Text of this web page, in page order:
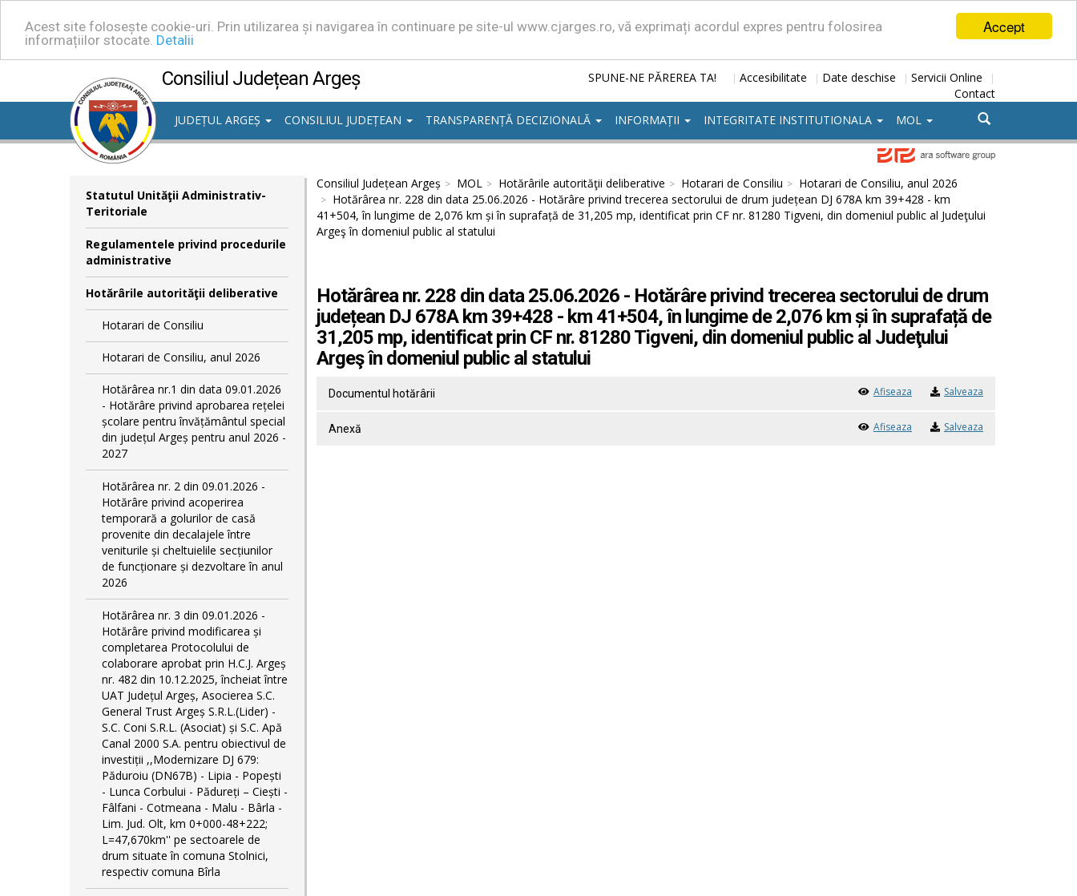
Accept
Acest site folosește cookie-uri. Prin utilizarea și navigarea în continuare pe site-ul www.cjarges.ro, vă exprimați acordul expres pentru folosirea
informațiilor stocate. Detalii
Consiliul Județean Argeș SPUNE-NE PĂREREA TA! | Accesibilitate | Date deschise | Servicii Online |
Contact
JUDEȚUL ARGEȘ
CONSILIUL JUDEȚEAN TRANSPARENȚĂ DECIZIONALĂ INFORMAȚII INTEGRITATE INSTITUTIONALA MOL
Statutul Unităţii Administrativ-
Teritoriale
Regulamentele privind procedurile
administrative
Hotărârile autorităţii deliberative
Hotarari de Consiliu
Hotarari de Consiliu, anul 2026
Hotărârea nr.1 din data 09.01.2026
- Hotărâre privind aprobarea rețelei
școlare pentru învățământul special
din județul Argeș pentru anul 2026 -
2027
Hotărârea nr. 2 din 09.01.2026 -
Hotărâre privind acoperirea
temporară a golurilor de casă
provenite din decalajele între
veniturile și cheltuielile secțiunilor
de funcționare și dezvoltare în anul
2026
Hotărârea nr. 3 din 09.01.2026 -
Hotărâre privind modificarea și
completarea Protocolului de
colaborare aprobat prin H.C.J. Argeș
nr. 482 din 10.12.2025, încheiat între
UAT Județul Argeș, Asocierea S.C.
General Trust Argeș S.R.L.(Lider) -
S.C. Coni S.R.L. (Asociat) și S.C. Apă
Canal 2000 S.A. pentru obiectivul de
investiții ,,Modernizare DJ 679:
Păduroiu (DN67B) - Lipia - Popești
- Lunca Corbului - Pădureți – Ciești -
Fâlfani - Cotmeana - Malu - Bârla -
Lim. Jud. Olt, km 0+000-48+222;
L=47,670km'' pe sectoarele de
drum situate în comuna Stolnici,
respectiv comuna Bîrla
Consiliul Județean Argeș MOL Hotărârile autorităţii deliberative Hotarari de Consiliu
Hotarari de Consiliu, anul 2026
Hotărârea nr. 228 din data 25.06.2026 - Hotărâre privind trecerea sectorului de drum județean DJ 678A km 39+428 - km
41+504, în lungime de 2,076 km și în suprafață de 31,205 mp, identificat prin CF nr. 81280 Tigveni, din domeniul public al Judeţului
Argeş în domeniul public al statului
Hotărârea nr. 228 din data 25.06.2026 - Hotărâre privind trecerea sectorului de drum
județean DJ 678A km 39+428 - km 41+504, în lungime de 2,076 km și în suprafață de
31,205 mp, identificat prin CF nr. 81280 Tigveni, din domeniul public al Judeţului
Argeş în domeniul public al statului
Documentul hotărârii Afiseaza Salveaza
Anexă Afiseaza Salveaza